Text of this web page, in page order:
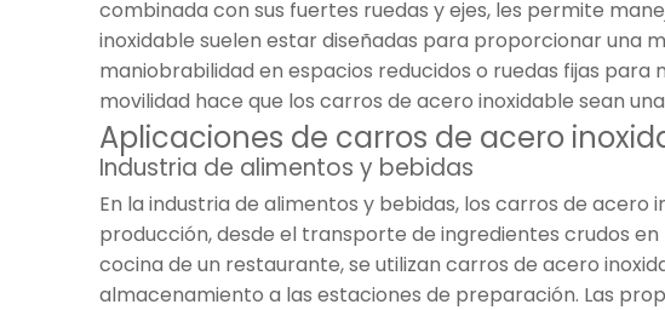
combinada con sus fuertes ruedas y ejes, les permite
inoxidable suelen estar diseñadas para proporcionar una
maniobrabilidad en espacios reducidos o ruedas fijas
movilidad hace que los carros de acero inoxidable sean
Aplicaciones de carros de acero
Industria de alimentos y bebidas
En la industria de alimentos y bebidas, los carros de
producción, desde el transporte de ingredientes crudos
cocina de un restaurante, se utilizan carros de acero
almacenamiento a las estaciones de preparación. Las